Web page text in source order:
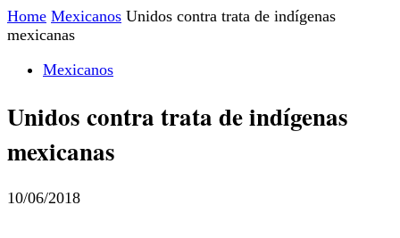
Home Mexicanos Unidos contra trata de indígenas
mexicanas
Mexicanos
Unidos contra trata de indígenas
mexicanas
10/06/2018